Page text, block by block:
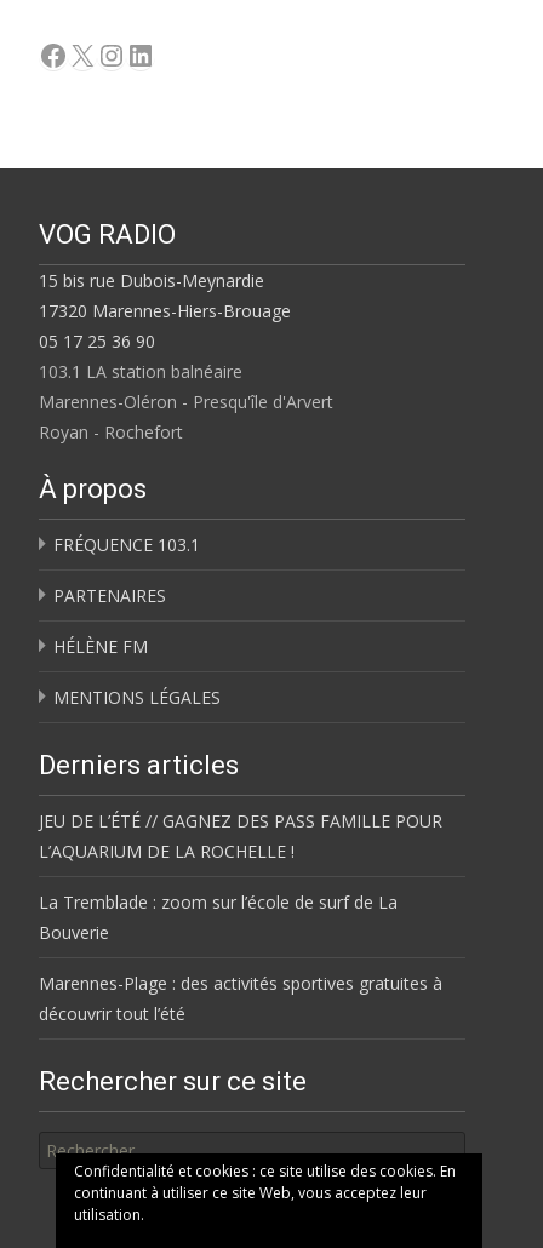
Facebook
X Instagram
LinkedIn
VOG RADIO
15 bis rue Dubois-Meynardie
17320 Marennes-Hiers-Brouage
05 17 25 36 90
103.1 LA station balnéaire
Marennes-Oléron - Presqu'île d'Arvert
Royan - Rochefort
À propos
FRÉQUENCE 103.1
PARTENAIRES
HÉLÈNE FM
MENTIONS LÉGALES
Derniers articles
JEU DE L’ÉTÉ // GAGNEZ DES PASS FAMILLE POUR
L’AQUARIUM DE LA ROCHELLE !
La Tremblade : zoom sur l’école de surf de La
Bouverie
Marennes-Plage : des activités sportives gratuites à
découvrir tout l’été
Rechercher sur ce site
Confidentialité et cookies : ce site utilise des cookies. En
continuant à utiliser ce site Web, vous acceptez leur
utilisation.